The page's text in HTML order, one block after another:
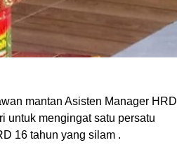
mantan Asisten Manager HRD
untuk mengingat satu persatu
16 tahun yang silam .